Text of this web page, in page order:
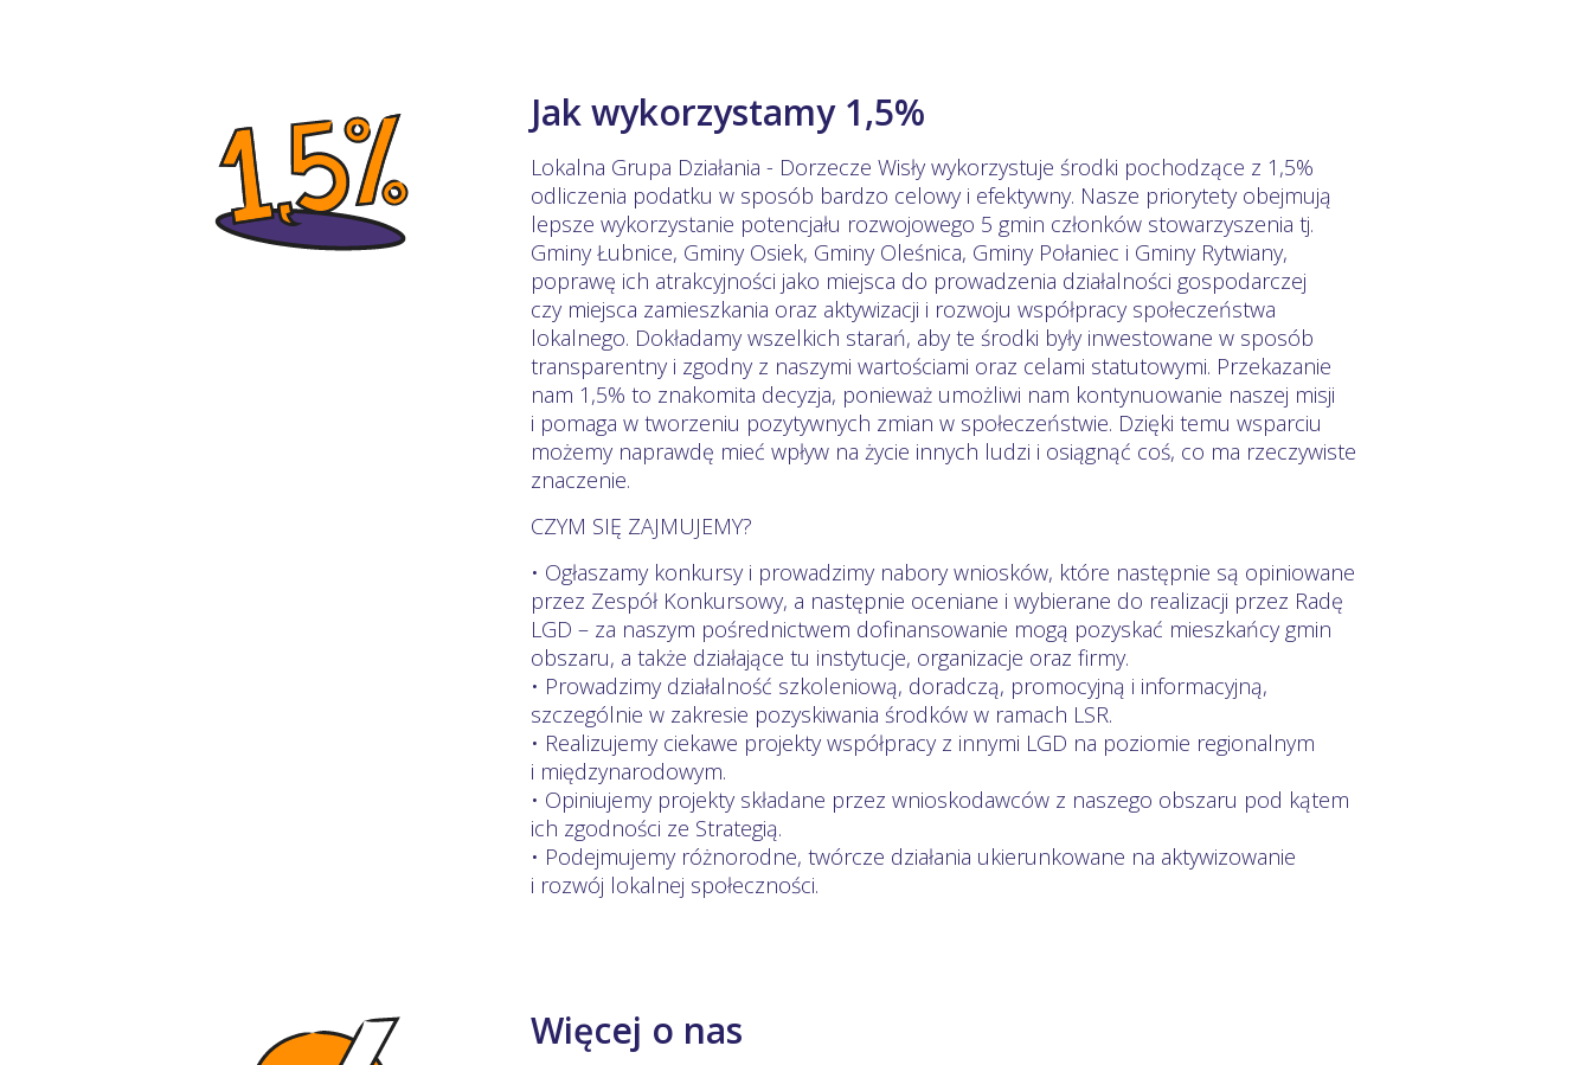
Jak wykorzystamy 1,5%
Lokalna Grupa Działania - Dorzecze Wisły wykorzystuje środki pochodzące z 1,5%
odliczenia podatku w sposób bardzo celowy i efektywny. Nasze priorytety obejmują
lepsze wykorzystanie potencjału rozwojowego 5 gmin członków stowarzyszenia tj.
Gminy Łubnice, Gminy Osiek, Gminy Oleśnica, Gminy Połaniec i Gminy Rytwiany,
poprawę ich atrakcyjności jako miejsca do prowadzenia działalności gospodarczej
czy miejsca zamieszkania oraz aktywizacji i rozwoju współpracy społeczeństwa
lokalnego. Dokładamy wszelkich starań, aby te środki były inwestowane w sposób
transparentny i zgodny z naszymi wartościami oraz celami statutowymi. Przekazanie
nam 1,5% to znakomita decyzja, ponieważ umożliwi nam kontynuowanie naszej misji
i pomaga w tworzeniu pozytywnych zmian w społeczeństwie. Dzięki temu wsparciu
możemy naprawdę mieć wpływ na życie innych ludzi i osiągnąć coś, co ma rzeczywiste
znaczenie.
CZYM SIĘ ZAJMUJEMY?
• Ogłaszamy konkursy i prowadzimy nabory wniosków, które następnie są opiniowane
przez Zespół Konkursowy, a następnie oceniane i wybierane do realizacji przez Radę
LGD – za naszym pośrednictwem dofinansowanie mogą pozyskać mieszkańcy gmin
obszaru, a także działające tu instytucje, organizacje oraz firmy.
• Prowadzimy działalność szkoleniową, doradczą, promocyjną i informacyjną,
szczególnie w zakresie pozyskiwania środków w ramach LSR.
• Realizujemy ciekawe projekty współpracy z innymi LGD na poziomie regionalnym
i międzynarodowym.
• Opiniujemy projekty składane przez wnioskodawców z naszego obszaru pod kątem
ich zgodności ze Strategią.
• Podejmujemy różnorodne, twórcze działania ukierunkowane na aktywizowanie
i rozwój lokalnej społeczności.
Więcej o nas